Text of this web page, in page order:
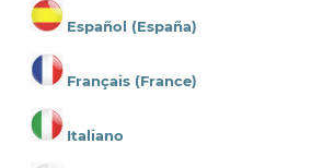
Español (España)
Français (France)
Italiano